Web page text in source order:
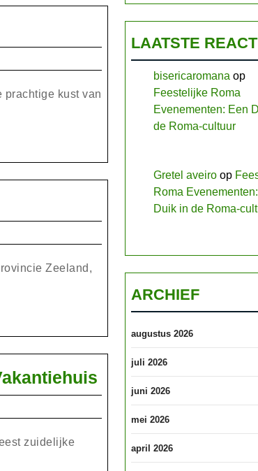
prachtige kust van
Zeeland,
Ontdek
de
Schoonheid
Limburg
zuidelijke
LAATSTE
bisericaromana op
Feestelijke Roma
Evenementen: Een
de Roma-cultuur
Gretel aveiro op
Roma
Duik in de Roma-
ARCHIEF
augustus 2026
juli 2026
juni 2026
mei 2026
april 2026